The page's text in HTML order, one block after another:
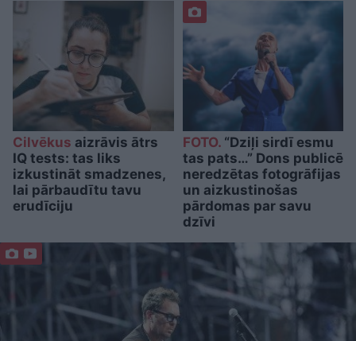
Cilvēkus aizrāvis ātrs
IQ tests: tas liks
izkustināt smadzenes,
lai pārbaudītu tavu
erudīciju
FOTO.“Dziļi sirdī esmu
tas pats…” Dons publicē
neredzētas fotogrāfijas
un aizkustinošas
pārdomas par savu
dzīvi